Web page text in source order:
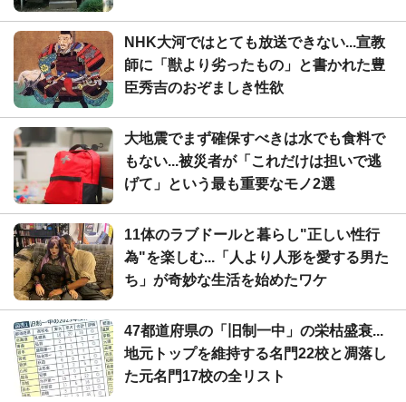
NHK大河ではとても放送できない...宣教
師に「獣より劣ったもの」と書かれた豊
臣秀吉のおぞましき性欲
大地震でまず確保すべきは水でも食料で
もない...被災者が「これだけは担いで逃
げて」という最も重要なモノ2選
11体のラブドールと暮らし"正しい性行
為"を楽しむ...「人より人形を愛する男た
ち」が奇妙な生活を始めたワケ
47都道府県の「旧制一中」の栄枯盛衰...
地元トップを維持する名門22校と凋落し
た元名門17校の全リスト